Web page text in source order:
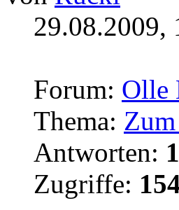
29.08.2009,
Forum: Olle
Thema:
Antworten:
Zugriffe: